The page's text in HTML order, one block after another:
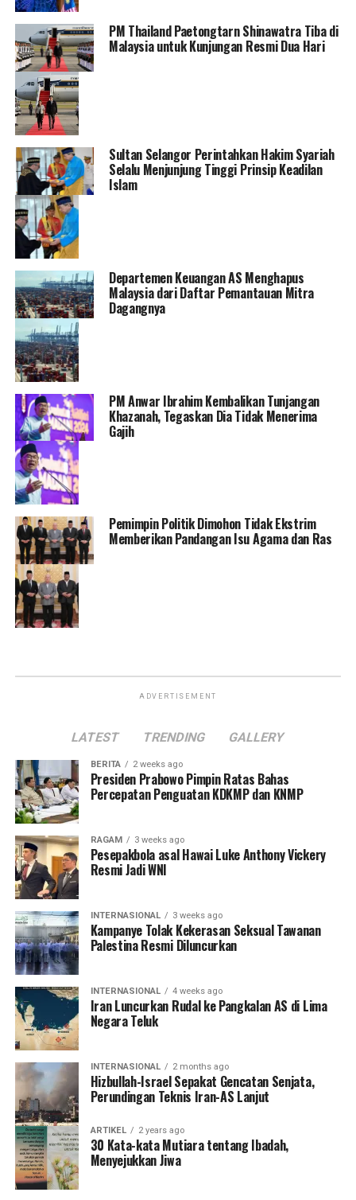
PM Thailand Paetongtarn Shinawatra Tiba di
Malaysia untuk Kunjungan Resmi Dua Hari
Sultan Selangor Perintahkan Hakim Syariah
Selalu Menjunjung Tinggi Prinsip Keadilan
Islam
Departemen Keuangan AS Menghapus
Malaysia dari Daftar Pemantauan Mitra
Dagangnya
PM Anwar Ibrahim Kembalikan Tunjangan
Khazanah, Tegaskan Dia Tidak Menerima
Gajih
Pemimpin Politik Dimohon Tidak Ekstrim
Memberikan Pandangan Isu Agama dan Ras
ADVERTISEMENT
LATEST TRENDING GALLERY
BERITA 2 weeks ago
Presiden Prabowo Pimpin Ratas Bahas
Percepatan Penguatan KDKMP dan KNMP
RAGAM 3 weeks ago
Pesepakbola asal Hawai Luke Anthony Vickery
Resmi Jadi WNI
INTERNASIONAL 3 weeks ago
Kampanye Tolak Kekerasan Seksual Tawanan
Palestina Resmi Diluncurkan
INTERNASIONAL 4 weeks ago
Iran Luncurkan Rudal ke Pangkalan AS di Lima
Negara Teluk
INTERNASIONAL 2 months ago
Hizbullah-Israel Sepakat Gencatan Senjata,
Perundingan Teknis Iran-AS Lanjut
ARTIKEL 2 years ago
30 Kata-kata Mutiara tentang Ibadah,
Menyejukkan Jiwa